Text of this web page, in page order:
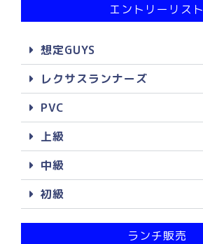
エントリーリスト
想定GUYS
レクサスランナーズ
PVC
上級
中級
初級
ランチ販売